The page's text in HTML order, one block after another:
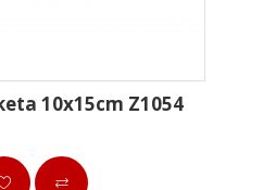
10x15cm Z1054